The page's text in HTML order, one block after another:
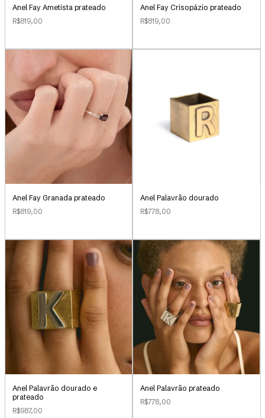
Anel Fay Ametista prateado
R$819,00
Anel Fay Crisopázio prateado
R$819,00
Anel Fay Granada prateado
R$819,00
Anel Palavrão dourado
R$778,00
Anel Palavrão dourado e
prateado
R$987,00
Anel Palavrão prateado
R$778,00